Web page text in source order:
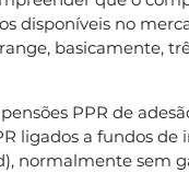
disponíveis no
basicamente,
PPR de
ligados a fundos de
normalmente sem